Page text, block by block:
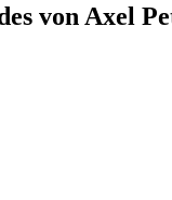
von Axel